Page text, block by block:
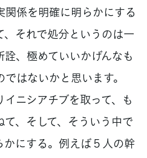
係を明確に明らかにする
それで処分というのは一
、極めていいかげんなも
はないかと思います。
ニシアチブを取って、も
、そして、そういう中で
にする。例えば５人の幹